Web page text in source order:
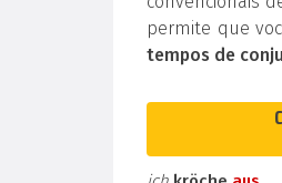
permite que
tempos de